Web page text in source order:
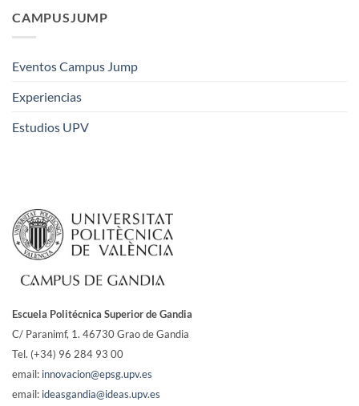
CAMPUSJUMP
Eventos Campus Jump
Experiencias
Estudios UPV
Escuela Politécnica Superior de Gandia
C/ Paranimf, 1. 46730 Grao de Gandia
Tel. (+34) 96 284 93 00
email: innovacion@epsg.upv.es
email: ideasgandia@ideas.upv.es